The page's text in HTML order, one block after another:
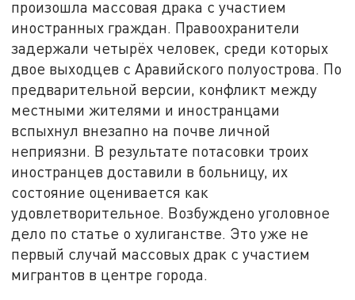
произошла массовая драка с участием
иностранных граждан. Правоохранители
задержали четырёх человек, среди которых
двое выходцев с Аравийского полуострова. По
предварительной версии, конфликт между
местными жителями и иностранцами
вспыхнул внезапно на почве личной
неприязни. В результате потасовки троих
иностранцев доставили в больницу, их
состояние оценивается как
удовлетворительное. Возбуждено уголовное
дело по статье о хулиганстве. Это уже не
первый случай массовых драк с участием
мигрантов в центре города.